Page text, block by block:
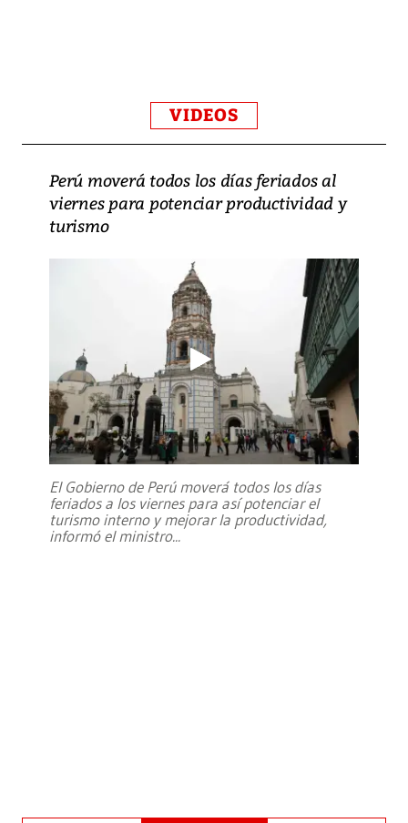
VIDEOS
Perú moverá todos los días feriados al
viernes para potenciar productividad y
turismo
El Gobierno de Perú moverá todos los días
feriados a los viernes para así potenciar el
turismo interno y mejorar la productividad,
informó el ministro...